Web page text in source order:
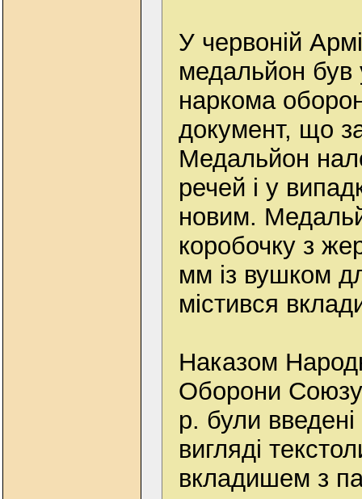
У червоній
медальйон
наркома
документ, що
Медальйон
речей і у
новим.
коробочку з
мм із вушком
містився
Наказом
Оборони
р. були
вигляді
вкладишем з